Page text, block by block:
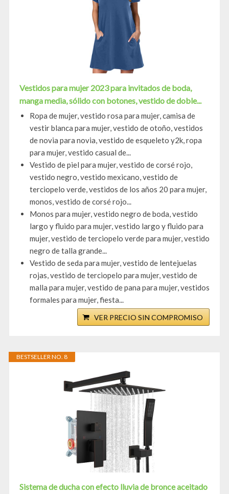
Vestidos para mujer 2023 para invitados de boda,
manga media, sólido con botones, vestido de doble...
Ropa de mujer, vestido rosa para mujer, camisa de
vestir blanca para mujer, vestido de otoño, vestidos
de novia para novia, vestido de esqueleto y2k, ropa
para mujer, vestido casual de...
Vestido de piel para mujer, vestido de corsé rojo,
vestido negro, vestido mexicano, vestido de
terciopelo verde, vestidos de los años 20 para mujer,
monos, vestido de corsé rojo...
Monos para mujer, vestido negro de boda, vestido
largo y fluido para mujer, vestido largo y fluido para
mujer, vestido de terciopelo verde para mujer, vestido
negro de talla grande...
Vestido de seda para mujer, vestido de lentejuelas
rojas, vestido de terciopelo para mujer, vestido de
malla para mujer, vestido de pana para mujer, vestidos
formales para mujer, fiesta...
VER PRECIO SIN COMPROMISO
BESTSELLER NO. 8
Sistema de ducha con efecto lluvia de bronce aceitado